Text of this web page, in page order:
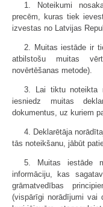
1. Noteikumi
precēm, kuras tiek
izvestas no Latvijas
2. Muitas iestāde ir
atbilstošu muitas
novērtēšanas metode).
3. Lai tiktu noteikta
iesniedz muitas
dokumentus, uz kuriem
4. Deklarētāja
tās noteikšanu, jābūt
5. Muitas iestāde
informāciju, kas
grāmatvedības
(vispārīgi norādījumi vai